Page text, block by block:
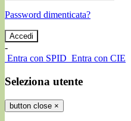
Password dimenticata?
-
Entra con SPID Entra con CIE
Seleziona utente
button close ×